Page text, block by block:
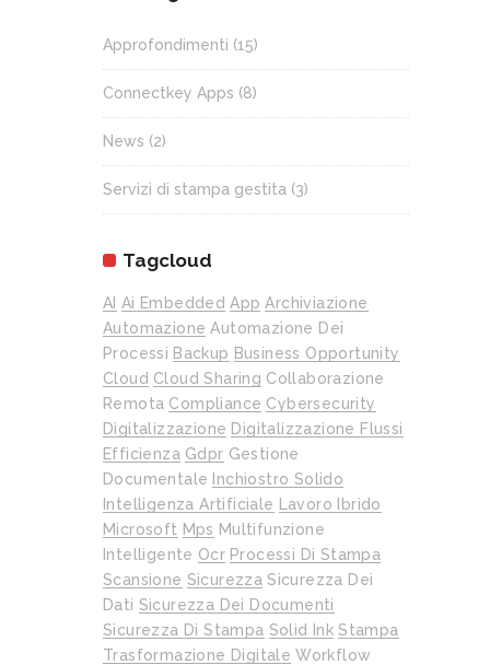
Approfondimenti (15)
Connectkey Apps (8)
News (2)
Servizi di stampa gestita (3)
Tagcloud
AI Ai Embedded App Archiviazione
Automazione Automazione Dei
Processi Backup Business Opportunity
Cloud Cloud Sharing Collaborazione
Remota Compliance Cybersecurity
Digitalizzazione Digitalizzazione Flussi
Efficienza Gdpr Gestione
Documentale
Inchiostro Solido
Intelligenza Artificiale
Lavoro Ibrido
Microsoft Mps Multifunzione
Intelligente Ocr Processi Di Stampa
Scansione Sicurezza Sicurezza Dei
Dati Sicurezza Dei Documenti
Sicurezza Di Stampa Solid Ink Stampa
Trasformazione Digitale Workflow